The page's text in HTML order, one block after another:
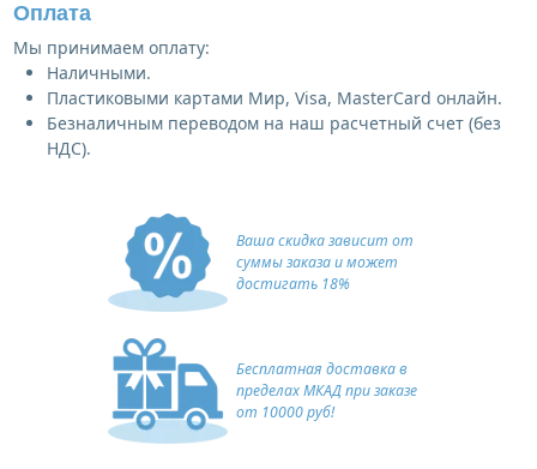
Оплата
Мы принимаем оплату:
Наличными.
Пластиковыми картами Мир, Visa, MasterCard онлайн.
Безналичным переводом на наш расчетный счет (без
НДС).
Ваша скидка зависит от
суммы заказа и может
достигать 18%
Бесплатная доставка в
пределах МКАД при заказе
от 10000 руб!